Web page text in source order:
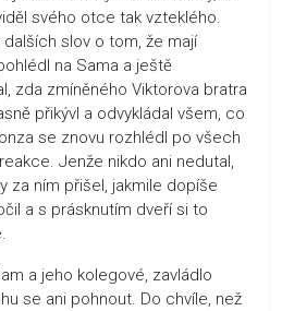
svého otce tak vzteklého.
slov o tom, že mají
na Sama a ještě
zda zmíněného Viktorova bratra
přikývl a odvykládal všem, co
se znovu rozhlédl po všech
Jenže nikdo ani nedutal,
za ním přišel, jakmile dopíše
a s prásknutím dveří si to
a jeho kolegové, zavládlo
se ani pohnout. Do chvíle, než